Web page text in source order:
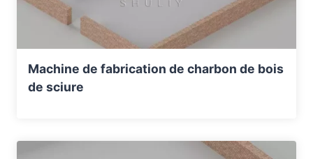
Machine de fabrication de charbon de bois
de sciure